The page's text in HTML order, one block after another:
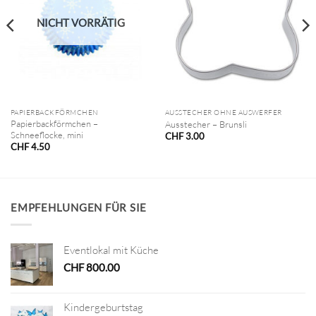
NICHT VORRÄTIG
PAPIERBACKFÖRMCHEN
Papierbackförmchen –
Schneeflocke, mini
CHF4.50
AUSSTECHER OHNE AUSWERFER
Ausstecher – Brunsli
CHF3.00
EMPFEHLUNGEN FÜR SIE
Eventlokal mit Küche
CHF800.00
Kindergeburtstag